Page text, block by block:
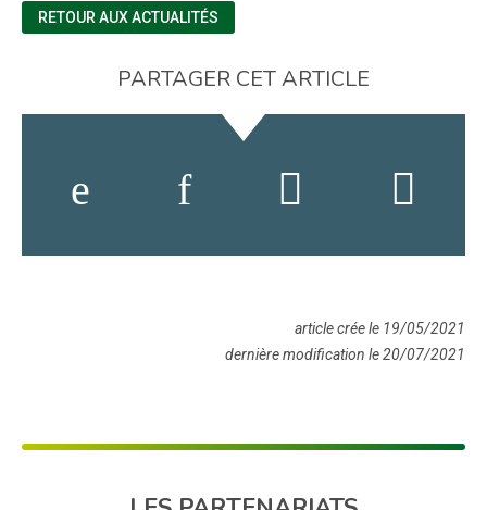
RETOUR AUX ACTUALITÉS
PARTAGER CET ARTICLE
article crée le 19/05/2021
dernière modification le 20/07/2021